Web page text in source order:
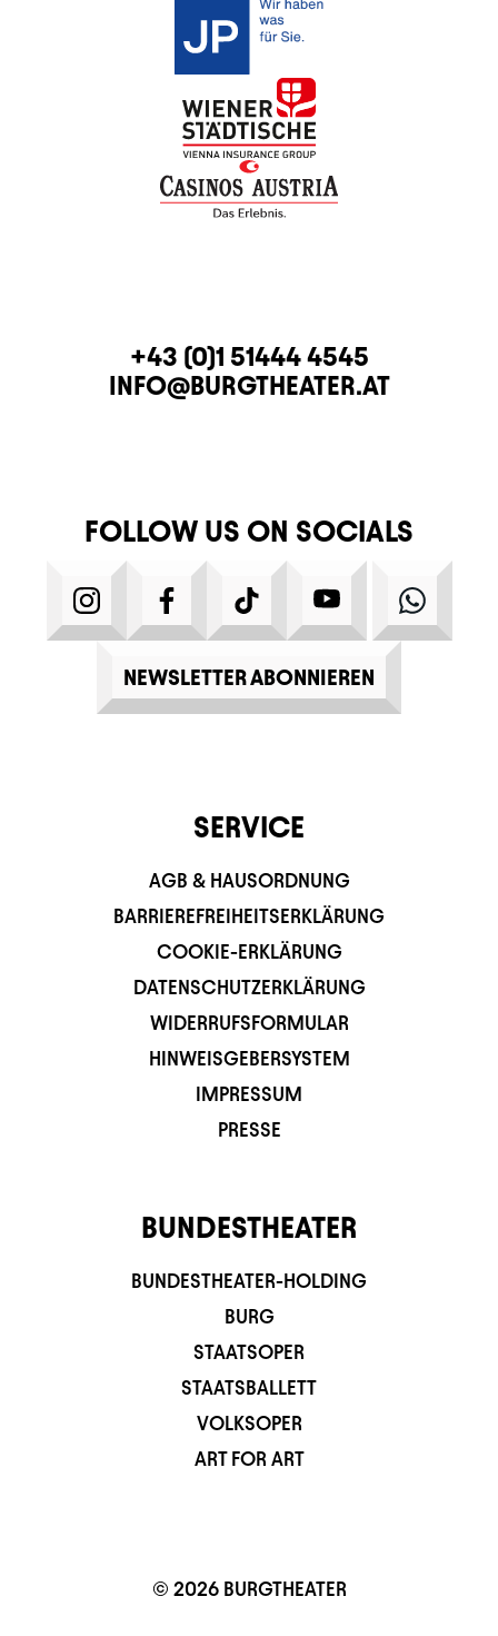
CONTACTTELEPHONE
+43 (0)1 51444 4545
E-MAIL
INFO@BURGTHEATER.AT
FOLLOW US ON SOCIALS
INSTAGRAMFACEBOOKTIKTOK YOUTUBE
NEWSLETTER ABONNIEREN
SERVICE
AGB & HAUSORDNUNG
BARRIEREFREIHEITSERKLÄRUNG
COOKIE-ERKLÄRUNG
DATENSCHUTZERKLÄRUNG
WIDERRUFSFORMULAR
HINWEISGEBERSYSTEM
IMPRESSUM
PRESSE
BUNDESTHEATER
BUNDESTHEATER-HOLDING
BURG
STAATSOPER
STAATSBALLETT
VOLKSOPER
ART FOR ART
© 2026 BURGTHEATER